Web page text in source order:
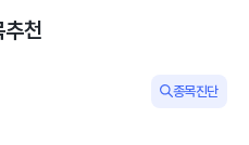
추천
종목진단